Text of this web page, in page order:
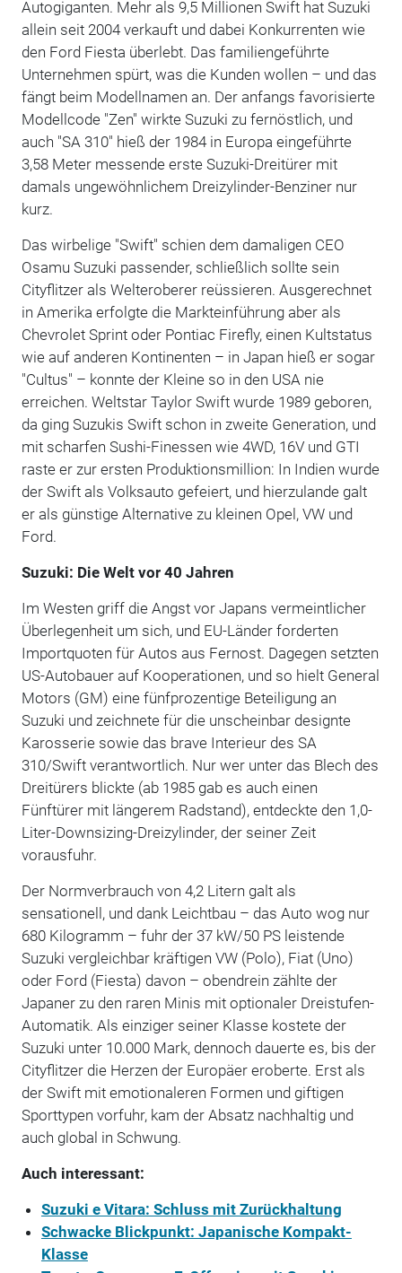
Autogiganten. Mehr als 9,5 Millionen Swift hat Suzuki
allein seit 2004 verkauft und dabei Konkurrenten wie
den Ford Fiesta überlebt. Das familiengeführte
Unternehmen spürt, was die Kunden wollen – und das
fängt beim Modellnamen an. Der anfangs favorisierte
Modellcode "Zen" wirkte Suzuki zu fernöstlich, und
auch "SA 310" hieß der 1984 in Europa eingeführte
3,58 Meter messende erste Suzuki-Dreitürer mit
damals ungewöhnlichem Dreizylinder-Benziner nur
kurz.
Das wirbelige "Swift" schien dem damaligen CEO
Osamu Suzuki passender, schließlich sollte sein
Cityflitzer als Welteroberer reüssieren. Ausgerechnet
in Amerika erfolgte die Markteinführung aber als
Chevrolet Sprint oder Pontiac Firefly, einen Kultstatus
wie auf anderen Kontinenten – in Japan hieß er sogar
"Cultus" – konnte der Kleine so in den USA nie
erreichen. Weltstar Taylor Swift wurde 1989 geboren,
da ging Suzukis Swift schon in zweite Generation, und
mit scharfen Sushi-Finessen wie 4WD, 16V und GTI
raste er zur ersten Produktionsmillion: In Indien wurde
der Swift als Volksauto gefeiert, und hierzulande galt
er als günstige Alternative zu kleinen Opel, VW und
Ford.
Suzuki: Die Welt vor 40 Jahren
Im Westen griff die Angst vor Japans vermeintlicher
Überlegenheit um sich, und EU-Länder forderten
Importquoten für Autos aus Fernost. Dagegen setzten
US-Autobauer auf Kooperationen, und so hielt General
Motors (GM) eine fünfprozentige Beteiligung an
Suzuki und zeichnete für die unscheinbar designte
Karosserie sowie das brave Interieur des SA
310/Swift verantwortlich. Nur wer unter das Blech des
Dreitürers blickte (ab 1985 gab es auch einen
Fünftürer mit längerem Radstand), entdeckte den 1,0-
Liter-Downsizing-Dreizylinder, der seiner Zeit
vorausfuhr.
Der Normverbrauch von 4,2 Litern galt als
sensationell, und dank Leichtbau – das Auto wog nur
680 Kilogramm – fuhr der 37 kW/50 PS leistende
Suzuki vergleichbar kräftigen VW (Polo), Fiat (Uno)
oder Ford (Fiesta) davon – obendrein zählte der
Japaner zu den raren Minis mit optionaler Dreistufen-
Automatik. Als einziger seiner Klasse kostete der
Suzuki unter 10.000 Mark, dennoch dauerte es, bis der
Cityflitzer die Herzen der Europäer eroberte. Erst als
der Swift mit emotionaleren Formen und giftigen
Sporttypen vorfuhr, kam der Absatz nachhaltig und
auch global in Schwung.
Auch interessant:
Suzuki e Vitara: Schluss mit Zurückhaltung
Schwacke Blickpunkt: Japanische Kompakt-
Klasse